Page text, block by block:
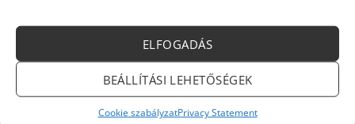
ELFOGADÁS
BEÁLLÍTÁSI LEHETŐSÉGEK
Cookie szabályzatPrivacy Statement
Iratkozzon fel hírlevelünkre!